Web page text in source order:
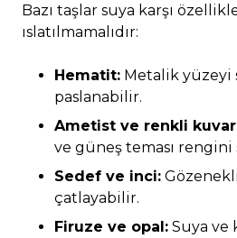
Bazı taşlar suya karşı
ıslatılmamalıdır:
Hematit: Metalik yüzeyi
paslanabilir.
Ametist ve renkli
ve güneş teması
Sedef ve inci:
çatlayabilir.
Firuze ve opal: Suya ve